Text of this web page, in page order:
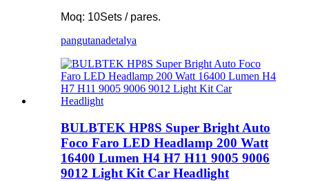
Moq: 10Sets / pares.
pangutanadetalya
BULBTEK HP8S Super Bright Auto
Foco Faro LED Headlamp 200 Watt
16400 Lumen H4 H7 H11 9005 9006
9012 Light Kit Car Headlight